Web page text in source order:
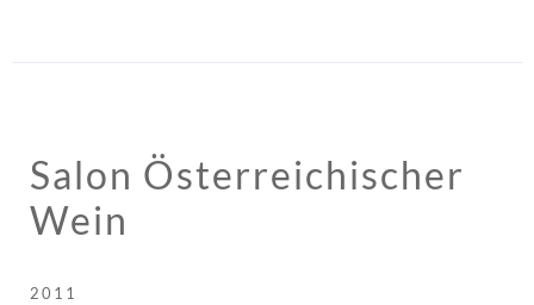
Salon Österreichischer
Wein
2011